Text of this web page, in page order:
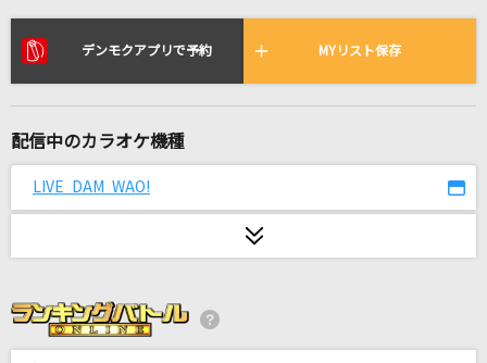
リアルタイムで歌われている曲の一覧
恋人ごっこ
[生音]未来
コブクロ
[生音]ドラえもん(ドラえもんアニメバージョン)
新しい恋人達に
デンモクアプリで予約 MYリスト保存
配信中のカラオケ機種
LIVE DAM WAO!